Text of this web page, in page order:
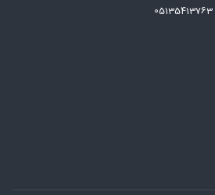
05135413763